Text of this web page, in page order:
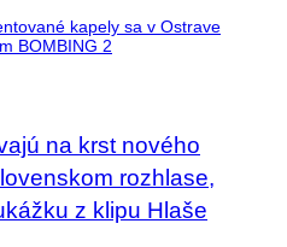
na krst nového
rozhlase,
z klipu Hlaše